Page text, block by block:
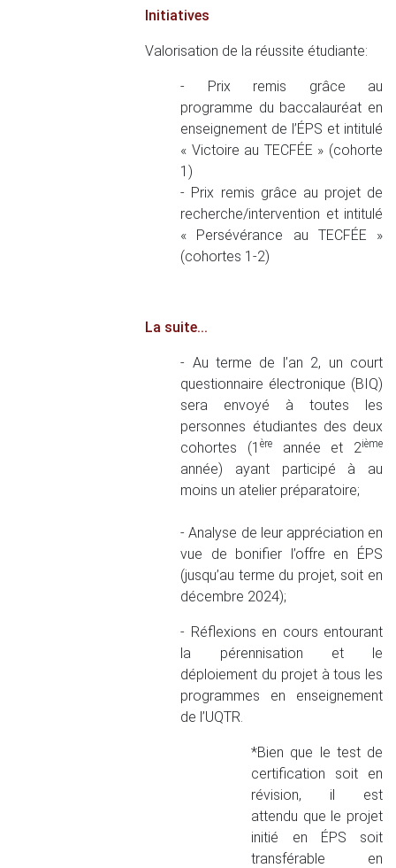
Initiatives
Valorisation de la réussite étudiante:
- Prix remis grâce au
programme du baccalauréat en
enseignement de l’ÉPS et intitulé
« Victoire au TECFÉE » (cohorte
1)
- Prix remis grâce au projet de
recherche/intervention et intitulé
« Persévérance au TECFÉE »
(cohortes 1-2)
La suite...
- Au terme de l’an 2, un court
questionnaire électronique (BIQ)
sera envoyé à toutes les
personnes étudiantes des deux
cohortes (1 ère année et 2ième
année) ayant participé à au
moins un atelier préparatoire;
- Analyse de leur appréciation en
vue de bonifier l’offre en ÉPS
(jusqu’au terme du projet, soit en
décembre 2024);
- Réflexions en cours entourant
la pérennisation et le
déploiement du projet à tous les
programmes en enseignement
de l’UQTR.
*Bien que le test de
certification soit en
révision, il est
attendu que le projet
initié en ÉPS soit
transférable en